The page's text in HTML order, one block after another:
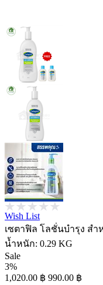
Wish List
เซตาฟิล โลชั่นบำรุง ส
น้ำหนัก: 0.29 KG
Sale
3%
1,020.00 ฿ 990.00 ฿